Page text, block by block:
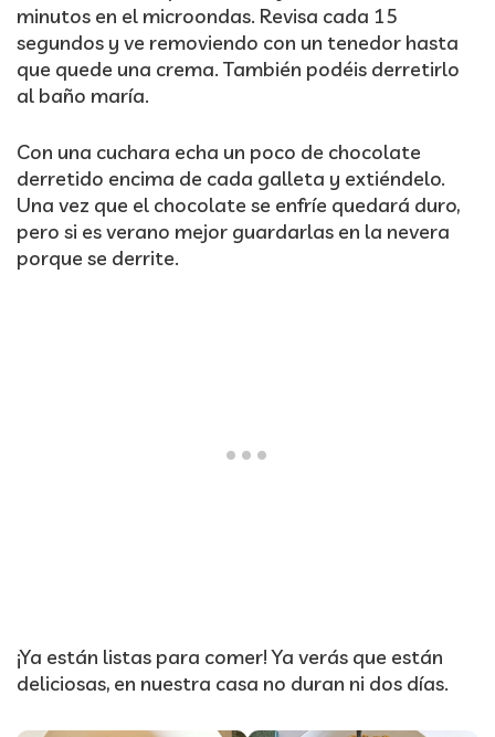
minutos en el microondas. Revisa cada 15
segundos y ve removiendo con un tenedor hasta
que quede una crema. También podéis derretirlo
al baño maría.
Con una cuchara echa un poco de chocolate
derretido encima de cada galleta y extiéndelo.
Una vez que el chocolate se enfríe quedará duro,
pero si es verano mejor guardarlas en la nevera
porque se derrite.
¡Ya están listas para comer! Ya verás que están
deliciosas, en nuestra casa no duran ni dos días.